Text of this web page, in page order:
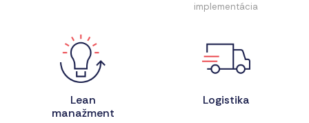
implementácia
Lean
manažment
Logistika